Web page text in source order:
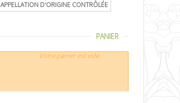
APPELLATION D'ORIGINE CONTRÔLÉE
PANIER
Votre panier est vide.